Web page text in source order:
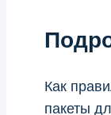
Как
пакеты